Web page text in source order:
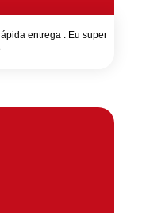
entrega . Eu super